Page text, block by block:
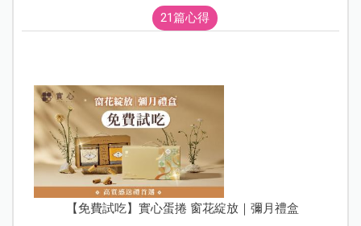
21篇心得
【免費試吃】實心蛋捲 窗花綻放｜彌月禮盒